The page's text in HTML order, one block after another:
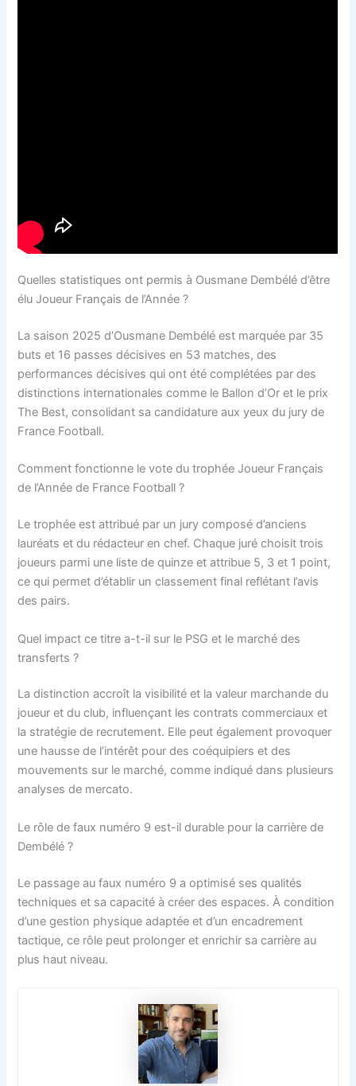
Quelles statistiques ont permis à Ousmane Dembélé d’être
élu Joueur Français de l’Année ?
La saison 2025 d’Ousmane Dembélé est marquée par 35
buts et 16 passes décisives en 53 matches, des
performances décisives qui ont été complétées par des
distinctions internationales comme le Ballon d’Or et le prix
The Best, consolidant sa candidature aux yeux du jury de
France Football.
Comment fonctionne le vote du trophée Joueur Français
de l’Année de France Football ?
Le trophée est attribué par un jury composé d’anciens
lauréats et du rédacteur en chef. Chaque juré choisit trois
joueurs parmi une liste de quinze et attribue 5, 3 et 1 point,
ce qui permet d’établir un classement final reflétant l’avis
des pairs.
Quel impact ce titre a-t-il sur le PSG et le marché des
transferts ?
La distinction accroît la visibilité et la valeur marchande du
joueur et du club, influençant les contrats commerciaux et
la stratégie de recrutement. Elle peut également provoquer
une hausse de l’intérêt pour des coéquipiers et des
mouvements sur le marché, comme indiqué dans plusieurs
analyses de mercato.
Le rôle de faux numéro 9 est-il durable pour la carrière de
Dembélé ?
Le passage au faux numéro 9 a optimisé ses qualités
techniques et sa capacité à créer des espaces. À condition
d’une gestion physique adaptée et d’un encadrement
tactique, ce rôle peut prolonger et enrichir sa carrière au
plus haut niveau.